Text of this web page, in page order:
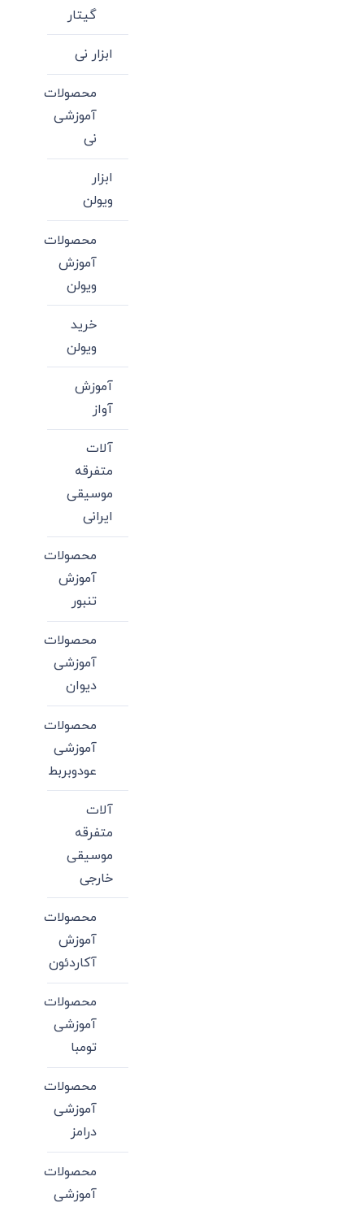
گیتار
ابزار نی
محصولات
آموزشی
نی
ابزار
ویولن
محصولات
آموزش
ویولن
خرید
ویولن
آموزش
آواز
آلات
متفرقه
موسیقی
ایرانی
محصولات
آموزش
تنبور
محصولات
آموزشی
دیوان
محصولات
آموزشی
عودوبربط
آلات
متفرقه
موسیقی
خارجی
محصولات
آموزش
آکاردئون
محصولات
آموزشی
تومبا
محصولات
آموزشی
درامز
محصولات
آموزشی